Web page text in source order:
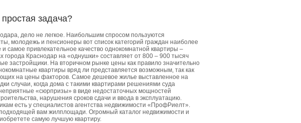
задача?
дело не легкое. Наибольшим спросом пользуются
молодежь и пенсионеры вот список категорий граждан наиболее
самое привлекательное качество однокомнатной квартиры –
Краснодар на «однушки» составляет от 800 – 900 тысяч
застройщики. На вторичном рынке цены как правило значительно
квартиры вряд ли представляется возможным, так как
на цены факторов. Самое дешевое жилье выставленное на
случаи, когда дома с такими квартирами решениями суда
«сюрпризы» в виде недостаточных мощностей
нарушения сроков сдачи и ввода в эксплуатацию.
есть у специалистов агентства недвижимости «ПрофРиелт».
вам жилплощади. Огромный каталог недвижимости и
самую лучшую квартиру.